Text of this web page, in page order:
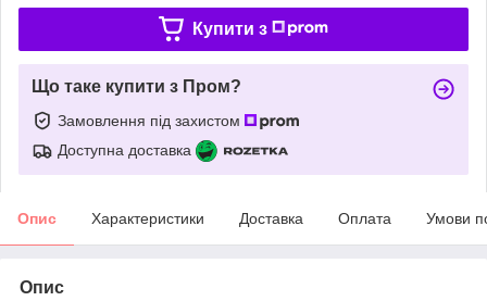
Купити з
Що таке купити з Пром?
Замовлення під захистом
Доступна доставка
Опис Характеристики Доставка Оплата Умови
Опис